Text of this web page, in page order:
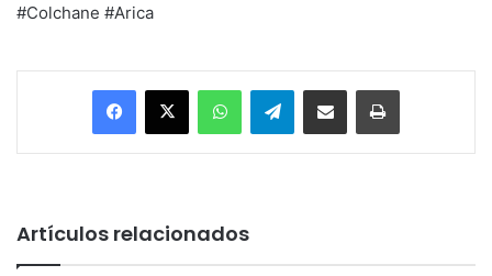
#Colchane #Arica
Facebook
X WhatsAppTelegramEnviar vía email Imprimir
Artículos relacionados